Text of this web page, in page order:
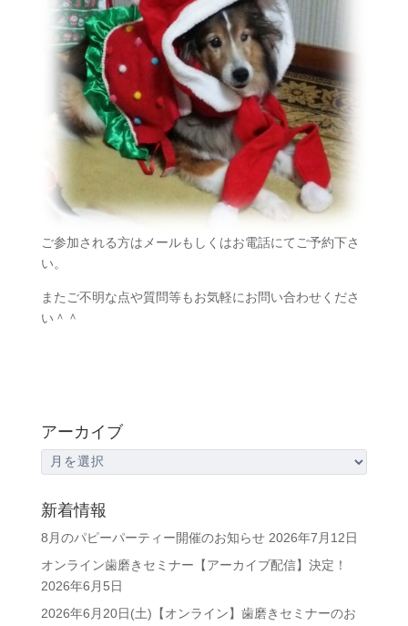
ご参加される方はメールもしくはお電話にてご予約下さ
い。
またご不明な点や質問等もお気軽にお問い合わせくださ
い＾＾
アーカイブ
ー
カ
イ
ブ
新着情報
8月のパピーパーティー開催のお知らせ 2026年7月12日
オンライン歯磨きセミナー【アーカイブ配信】決定！
2026年6月5日
2026年6月20日(土)【オンライン】歯磨きセミナーのお